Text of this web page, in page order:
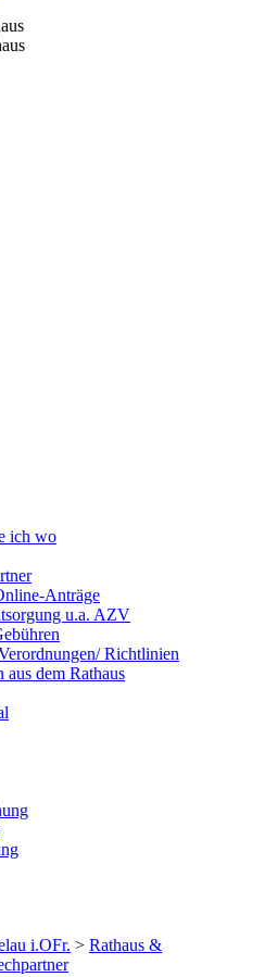
ich wo
Anträge
u.a. AZV
Richtlinien
dem Rathaus
i.OFr. > Rathaus &